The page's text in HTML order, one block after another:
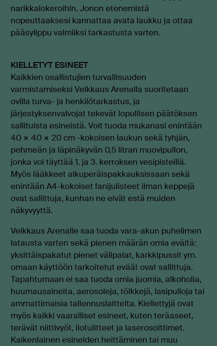
narikkalokeroihin. Jonon etenemistä
nopeuttaaksesi kannattaa avata laukku ja ottaa
pääsylippu valmiiksi tarkastusta varten.
KIELLETYT ESINEET
Kaikkien osallistujien turvallisuuden
varmistamiseksi Veikkaus Arenalla suoritetaan
ovilla turva- ja henkilötarkastus, ja
järjestyksenvalvojat tekevät lopullisen päätöksen
sallituista esineistä. Voit tuoda mukanasi enintään
40 × 40 × 20 cm -kokoisen laukun sekä tyhjän,
pehmeän ja läpinäkyvän 0,5 litran muovipullon,
jonka voi täyttää 1. ja 3. kerroksen vesipisteillä.
Myös lääkkeet alkuperäispakkauksissaan sekä
enintään A4-kokoiset fanijulisteet ilman keppejä
ovat sallittuja, kunhan ne eivät estä muiden
näkyvyyttä.
Veikkaus Arenalle saa tuoda vara-akun puhelimen
latausta varten sekä pienen määrän omia eväitä:
yksittäispakatut pienet välipalat, karkkipussit ym.
omaan käyttöön tarkoitetut eväät ovat sallittuja.
Tapahtumaan ei saa tuoda omia juomia, alkoholia,
huumausaineita, aerosoleja, tölkkejä, lasipulloja tai
ammattimaisia tallennuslaitteita. Kiellettyjä ovat
myös kaikki vaaralliset esineet, kuten teräaseet,
terävät niittivyöt, ilotulitteet ja laserosoittimet.
Kaikenlainen esineiden heittäminen tai muu